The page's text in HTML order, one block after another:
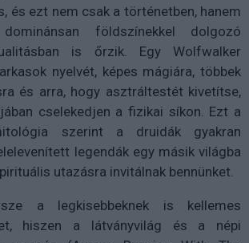
és ezt nem csak a történetben, hanem
földszínekkel dolgozó
is őrzik. Egy Wolfwalker
nyelvét, képes mágiára, többek
és arra, hogy asztráltestét kivetítse,
cselekedjen a fizikai síkon. Ezt a
szerint a druidák gyakran
legendák egy másik világba
utazásra invitálnak bennünket.
a legkisebbeknek is kellemes
hiszen a látványvilág és a népi